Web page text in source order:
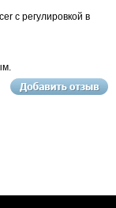
с регулировкой в